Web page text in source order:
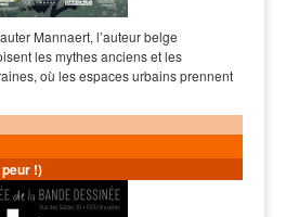
Mannaert, l’auteur belge
les mythes anciens et les
où les espaces urbains prennent
!)